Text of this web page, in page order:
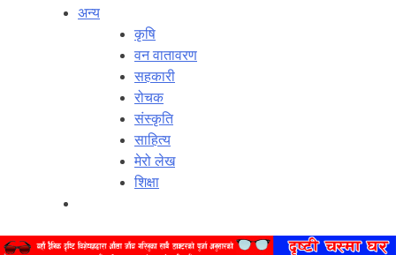
अन्य
कृषि
वन वातावरण
सहकारी
रोचक
संस्कृति
साहित्य
मेरो लेख
शिक्षा